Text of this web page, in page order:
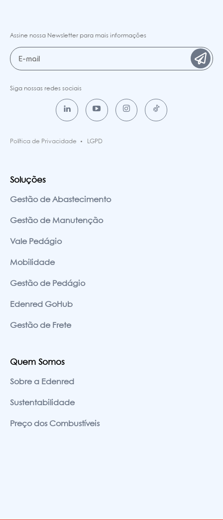
Assine nossa Newsletter para mais informações
Siga nossas redes sociais
Política de Privacidade LGPD
Soluções
Gestão de Abastecimento
Gestão de Manutenção
Vale Pedágio
Mobilidade
Gestão de Pedágio
Edenred GoHub
Gestão de Frete
Quem Somos
Sobre a Edenred
Sustentabilidade
Preço dos Combustíveis